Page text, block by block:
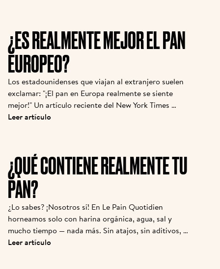
¿ES REALMENTE MEJOR EL PAN
EUROPEO?
Los estadounidenses que viajan al extranjero suelen
exclamar: "¡El pan en Europa realmente se siente
mejor!" Un artículo reciente del New York Times
pregunta por qué tantas personas afirman comer
provoca hinchazón o fatiga. Hay razones reales tras
esta diferencia y el enfoque de Le Pain Quotidien
pone estos hallazgos en práctica día tras día.
Leer artículo
¿QUÉ CONTIENE REALMENTE TU
PAN?
¿Lo sabes? ¡Nosotros sí! En Le Pain Quotidien
horneamos solo con harina orgánica, agua, sal y
mucho tiempo — nada más. Sin atajos, sin aditivos,
sin ingredientes misteriosos. Solo lo esencial,
Leer artículo